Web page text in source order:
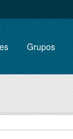
Grupos